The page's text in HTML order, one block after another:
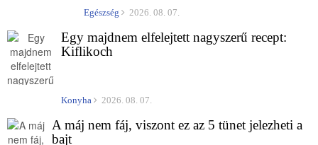
Egészség 2026. 08. 07.
Egy majdnem elfelejtett nagyszerű recept:
Kiflikoch
Konyha 2026. 08. 07.
A máj nem fáj, viszont ez az 5 tünet jelezheti a
bajt